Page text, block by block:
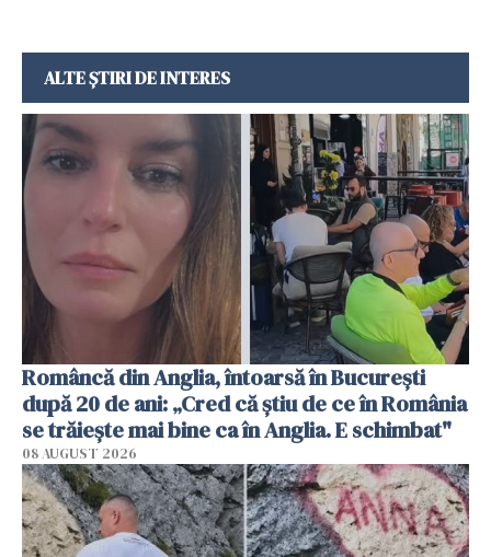
ALTE ȘTIRI DE INTERES
Româncă din Anglia, întoarsă în București
după 20 de ani: „Cred că știu de ce în România
se trăiește mai bine ca în Anglia. E schimbat"
08 AUGUST 2026